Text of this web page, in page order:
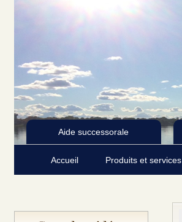
Aide successorale
Accueil Produits et services